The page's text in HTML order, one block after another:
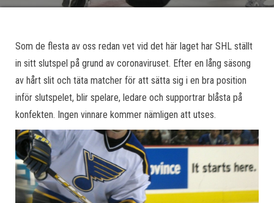
Som de flesta av oss redan vet vid det här laget har SHL ställt
in sitt slutspel på grund av coronaviruset. Efter en lång säsong
av hårt slit och täta matcher för att sätta sig i en bra position
inför slutspelet, blir spelare, ledare och supportrar blåsta på
konfekten. Ingen vinnare kommer nämligen att utses.